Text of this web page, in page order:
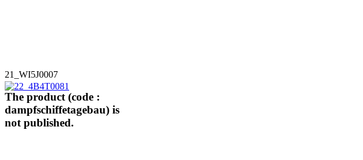
21_WI5J0007
The product (code :
dampfschiffetagebau) is
not published.